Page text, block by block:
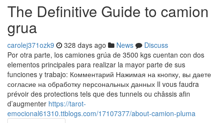
The Definitive Guide to camion
grua
carolej371ozk9 328 days ago News
Discuss
Por otra parte, los camiones grúa de 3500 kgs cuentan con dos
elementos principales para realizar la mayor parte de sus
funciones y trabajo: Комментарий Нажимая на кнопку, вы даете
согласие на обработку персональных данных Il vous faudra
prévoir des protections tels que des tunnels ou châssis afin
d’augmenter https://tarot-
emocional61310.ttblogs.com/17107377/about-camion-pluma